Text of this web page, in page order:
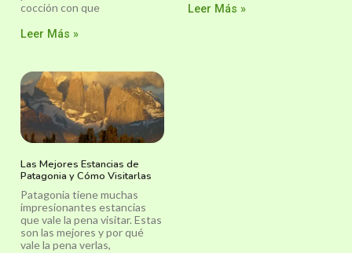
cocción con que
Leer Más »
Leer Más »
Las Mejores Estancias de
Patagonia y Cómo Visitarlas
Patagonia tiene muchas
impresionantes estancias
que vale la pena visitar. Estas
son las mejores y por qué
vale la pena verlas,